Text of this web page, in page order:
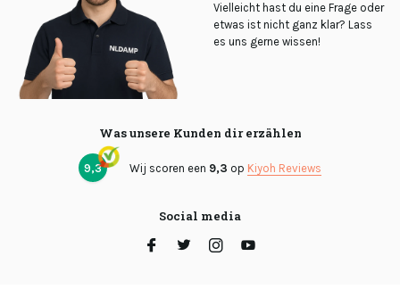
Vielleicht hast du eine Frage oder
etwas ist nicht ganz klar? Lass
es uns gerne wissen!
Was unsere Kunden dir erzählen
9,3 Wij scoren een 9,3 op Kiyoh Reviews
Social media